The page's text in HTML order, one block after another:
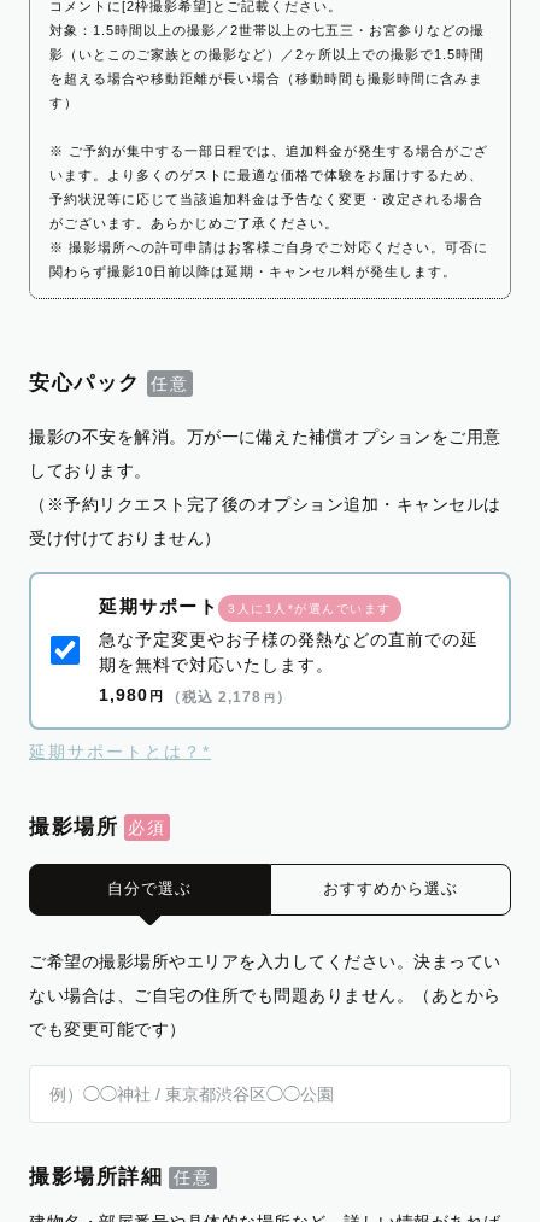
コメントに[2枠撮影希望]とご記載ください。
対象：1.5時間以上の撮影／2世帯以上の七五三・お宮参りなどの撮
影（いとこのご家族との撮影など）／2ヶ所以上での撮影で1.5時間
を超える場合や移動距離が長い場合（移動時間も撮影時間に含みま
す）
※ ご予約が集中する一部日程では、追加料金が発生する場合がござ
います。より多くのゲストに最適な価格で体験をお届けするため、
予約状況等に応じて当該追加料金は予告なく変更・改定される場合
がございます。あらかじめご了承ください。
※ 撮影場所への許可申請はお客様ご自身でご対応ください。可否に
関わらず撮影10日前以降は延期・キャンセル料が発生します。
安心パック
撮影の不安を解消。万が一に備えた補償オプションをご用意
しております。
（※予約リクエスト完了後のオプション追加・キャンセルは
受け付けておりません）
延期サポート 3人に1人*が選んでいます
急な予定変更やお子様の発熱などの直前での延
期を無料で対応いたします。
1,980 円 （税込 2,178 円 ）
延期サポートとは？*
撮影場所
自分で選ぶ おすすめから選ぶ
ご希望の撮影場所やエリアを入力してください。決まってい
ない場合は、ご自宅の住所でも問題ありません。（あとから
でも変更可能です）
撮影場所詳細